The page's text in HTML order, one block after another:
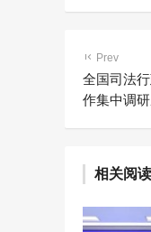
Prev
全国司法
作集中调
相关阅读